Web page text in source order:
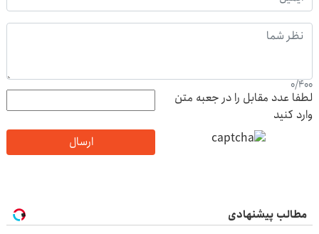
0/400
لطفا عدد مقابل را در جعبه متن
وارد کنید
ارسال
مطالب پیشنهادی